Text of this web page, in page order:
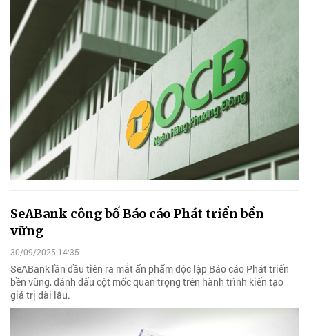
SeABank công bố Báo cáo Phát triển bền
vững
30/09/2025 14:35
SeABank lần đầu tiên ra mắt ấn phẩm độc lập Báo cáo Phát triển
bền vững, đánh dấu cột mốc quan trọng trên hành trình kiến tạo
giá trị dài lâu.